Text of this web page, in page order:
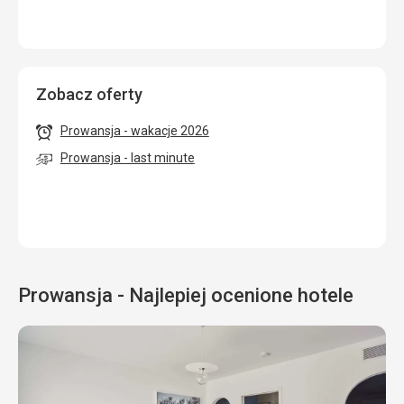
Zobacz oferty
Prowansja - wakacje 2026
Prowansja - last minute
Prowansja - Najlepiej ocenione hotele